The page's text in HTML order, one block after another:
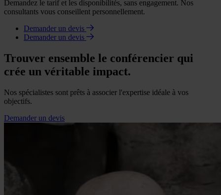
Demandez le tarif et les disponibilités, sans engagement. Nos
consultants vous conseillent personnellement.
Demander un devis
Demander un devis
Trouver ensemble le conférencier qui
crée un véritable impact.
Nos spécialistes sont prêts à associer l'expertise idéale à vos
objectifs.
Demander un devis